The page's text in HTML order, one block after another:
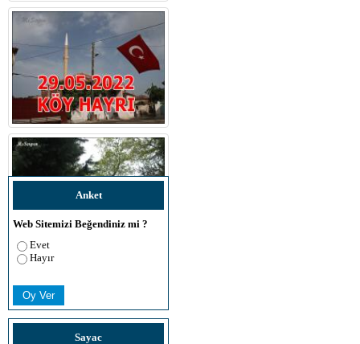
Anket
Web Sitemizi Beğendiniz mi ?
Evet
Hayır
Sayac